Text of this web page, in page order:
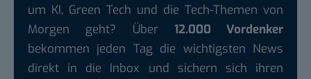
um KI, Green Tech und die Tech-Themen von
Morgen geht? Über 12.000 Vordenker
bekommen jeden Tag die wichtigsten News
direkt in die Inbox und sichern sich ihren